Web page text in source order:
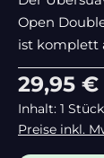
Open
ist komplett
Regulärer
29,95 €
Inhalt: 1 Stück
Preise inkl.